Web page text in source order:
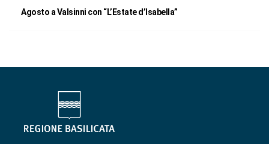
Agosto a Valsinni con “L’Estate d’Isabella”